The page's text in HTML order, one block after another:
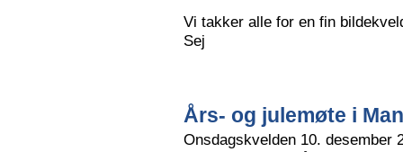
Vi takker alle for en fin
Sej
Års- og julemøte i
Onsdagskvelden 10. desember